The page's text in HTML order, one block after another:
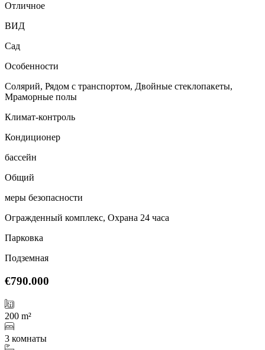
Отличное
ВИД
Сад
Особенности
Солярий, Рядом с транспортом, Двойные стеклопакеты,
Мраморные полы
Климат-контроль
Кондиционер
бассейн
Общий
меры безопасности
Огражденный комплекс, Охрана 24 часа
Парковка
Подземная
€790.000
200 m²
3 комнаты